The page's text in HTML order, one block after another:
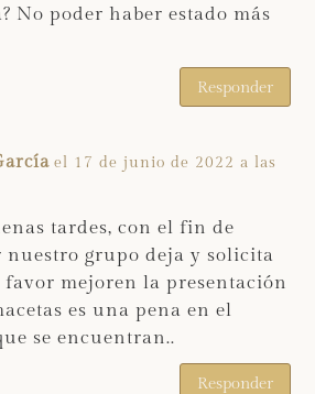
No poder haber estado más
Responder
el 17 de junio de 2022 a las
tardes, con el fin de
nuestro grupo deja y solicita
favor mejoren la presentación
es una pena en el
se encuentran..
Responder